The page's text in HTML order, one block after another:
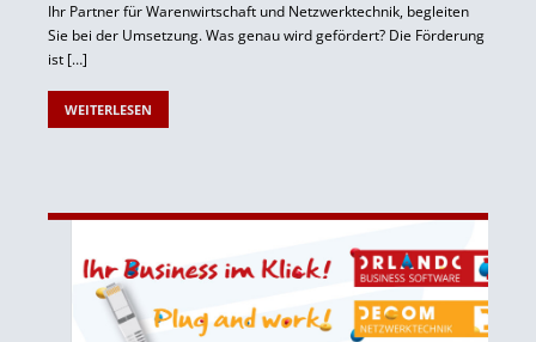
Ihr Partner für Warenwirtschaft und Netzwerktechnik, begleiten
Sie bei der Umsetzung. Was genau wird gefördert? Die Förderung
ist […]
WEITERLESEN